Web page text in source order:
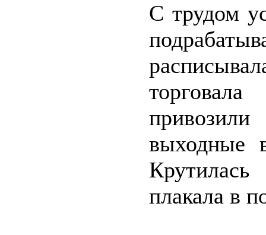
С трудом
выходные
плакала в